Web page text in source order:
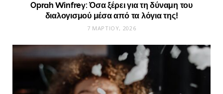
Oprah Winfrey: Όσα ξέρει για τη δύναμη του
διαλογισμού μέσα από τα λόγια της!
7 ΜΑΡΤΊΟΥ, 2026